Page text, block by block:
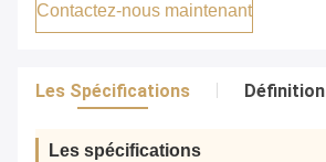
Contactez-nous maintenant
Les Spécifications Définition
Les spécifications